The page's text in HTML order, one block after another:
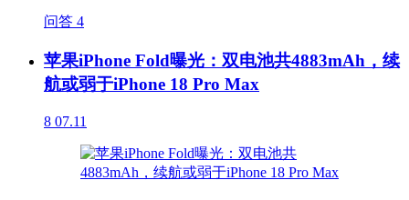
问答 4
苹果iPhone Fold曝光：双电池共4883mAh，续
航或弱于iPhone 18 Pro Max
8 07.11